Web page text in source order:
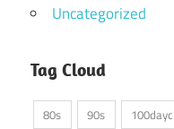
Uncategorized
Tag Cloud
80s 90s